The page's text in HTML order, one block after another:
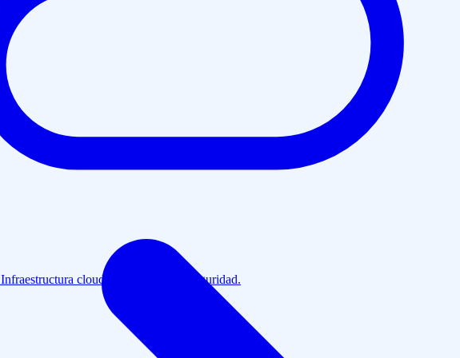
Infraestructura cloud, optimización y seguridad.